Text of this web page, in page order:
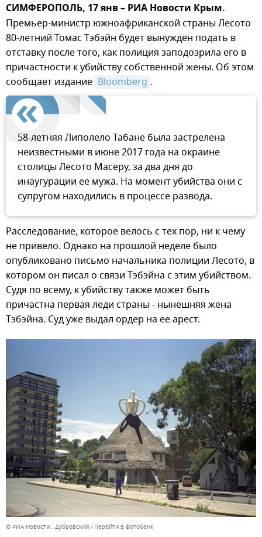
СИМФЕРОПОЛЬ, 17 янв – РИА Новости Крым.
Премьер-министр южноафриканской страны Лесото
80-летний Томас Тэбэйн будет вынужден подать в
отставку после того, как полиция заподозрила его в
причастности к убийству собственной жены. Об этом
сообщает издание Bloomberg .
58-летняя Липолело Табане была застрелена
неизвестными в июне 2017 года на окраине
столицы Лесото Масеру, за два дня до
инаугурации ее мужа. На момент убийства они с
супругом находились в процессе развода.
Расследование, которое велось с тех пор, ни к чему
не привело. Однако на прошлой неделе было
опубликовано письмо начальника полиции Лесото, в
котором он писал о связи Тэбэйна с этим убийством.
Судя по всему, к убийству также может быть
причастна первая леди страны - нынешняя жена
Тэбэйна. Суд уже выдал ордер на ее арест.
© РИА Новости . Дубровский Перейти в фотобанк